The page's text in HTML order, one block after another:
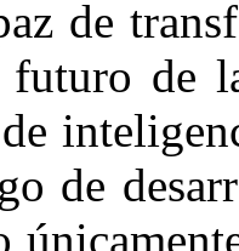
de
futuro de
de